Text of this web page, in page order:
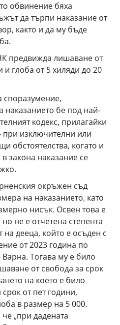
обвинение бяха
да търпи наказание от
както и да му бъде
предвижда лишаване от
и глоба от 5 хиляди до 20
споразумение,
наказанието бе под най-
кодекс, прилагайки
при изключителни или
обстоятелства, когато и
закона наказание се
окръжен съд
на наказанието, като
нисък. Освен това е
не е отчетена степента
дееца, който е осъден с
от 2023 година по
Тогава му е било
от свобода за срок
на което е било
от пет години,
в размер на 5 000.
„при дадената